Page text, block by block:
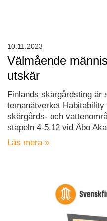
Välmående
utskär
Finlands skärgårdsting är
temanätverket
skärgårds- och
stapeln 4-5.12 vid Åbo
Läs mera »
10.11.2023